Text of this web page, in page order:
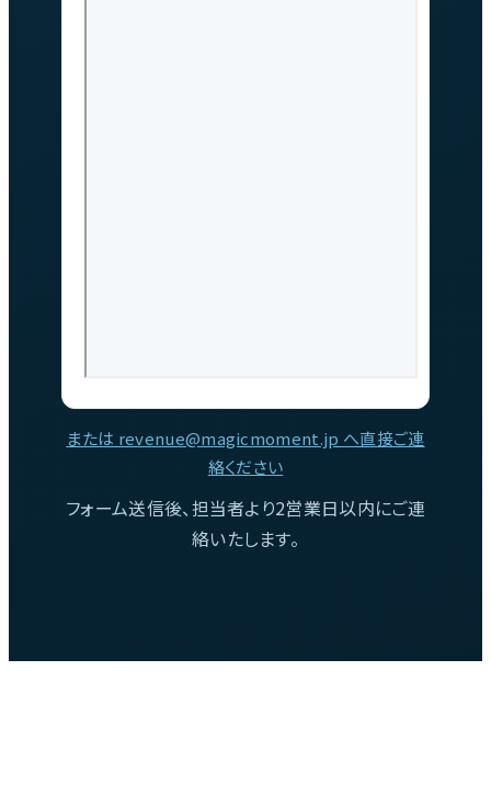
または revenue@magicmoment.jp へ直接ご連
絡ください
フォーム送信後、担当者より2営業日以内にご連
絡いたします。